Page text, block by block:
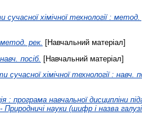
сучасної хімічної технології :
рек.
[Навчальний матеріал]
посіб. [Навчальний матеріал]
сучасної хімічної технології : навч.
: програма навчальної дисципліни
Природничі науки (шифр і назва